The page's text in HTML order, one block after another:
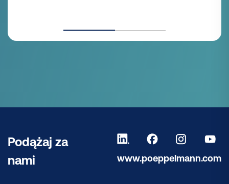
Podążaj za
nami
www.poeppelmann.com